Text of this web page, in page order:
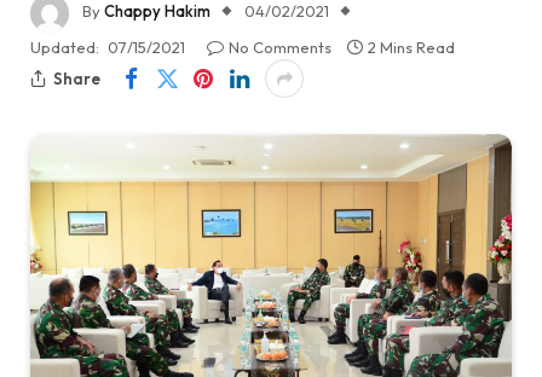
ByChappy Hakim
04/02/2021
Updated: 07/15/2021 No Comments
2 Mins Read
Share